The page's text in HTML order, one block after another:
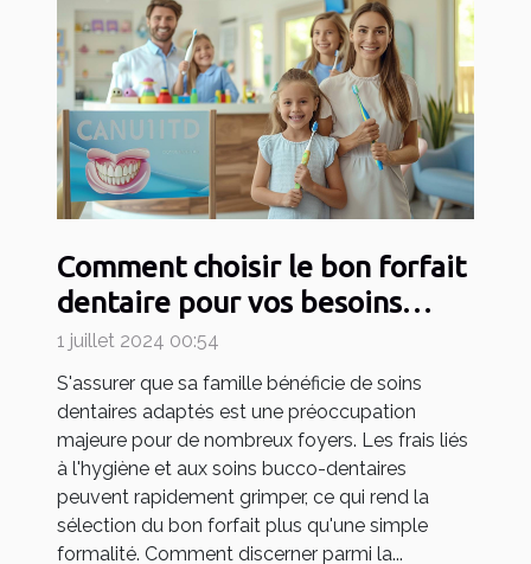
Comment choisir le bon forfait
dentaire pour vos besoins
familiaux
1 juillet 2024 00:54
S'assurer que sa famille bénéficie de soins
dentaires adaptés est une préoccupation
majeure pour de nombreux foyers. Les frais liés
à l'hygiène et aux soins bucco-dentaires
peuvent rapidement grimper, ce qui rend la
sélection du bon forfait plus qu'une simple
formalité. Comment discerner parmi la...